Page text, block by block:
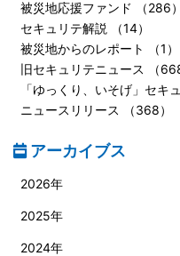
被災地応援ファンド （286）
セキュリテ解説 （14）
被災地からのレポート （1）
旧セキュリテニュース （668
「ゆっくり、いそげ」セキ
ニュースリリース （368）
アーカイブス
2026年
2025年
2024年